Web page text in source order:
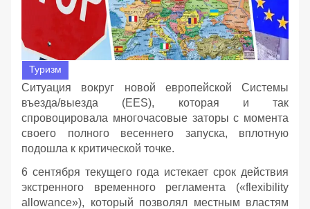
Туризм
Ситуация вокруг новой европейской Системы
въезда/выезда (EES), которая и так
спровоцировала многочасовые заторы с момента
своего полного весеннего запуска, вплотную
подошла к критической точке.
6 сентября текущего года истекает срок действия
экстренного временного регламента («flexibility
allowance»), который позволял местным властям